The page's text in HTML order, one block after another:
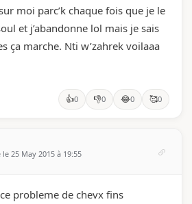
moi parc’k chaque fois que je le
et j’abandonne lol mais je sais
ça marche. Nti w’zahrek voilaaa
👍0 👎0 😂0 🥰0
le 25 May 2015 à 19:55
probleme de chevx fins